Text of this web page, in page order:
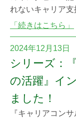
れないキャリア
タントにキャリ
「続きはこちら」
2024年12月13日
シリーズ：
の活躍』イ
ました！
『キャリアコン